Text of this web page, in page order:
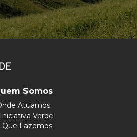
Somos
Atuamos
Verde
Que Fazemos